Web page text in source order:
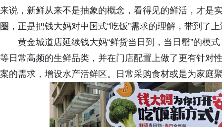
来说，新鲜从来不是抽象的概念，看得见的鲜活，才是
圈，正是把钱大妈对中国式“吃饭”需求的理解，带到了
黄金城道店延续钱大妈“鲜货当日到，当日罄”的模
等日常高频的生鲜品类，并在门店配置上做了更有针对
案的需求，增设水产活鲜区。日常采购食材或是为家庭